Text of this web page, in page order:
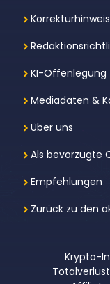
KI-Offenlegung
Mediadaten &
Über uns
Als bevorzugte
Empfehlungen
Zurück zu den
Krypto-